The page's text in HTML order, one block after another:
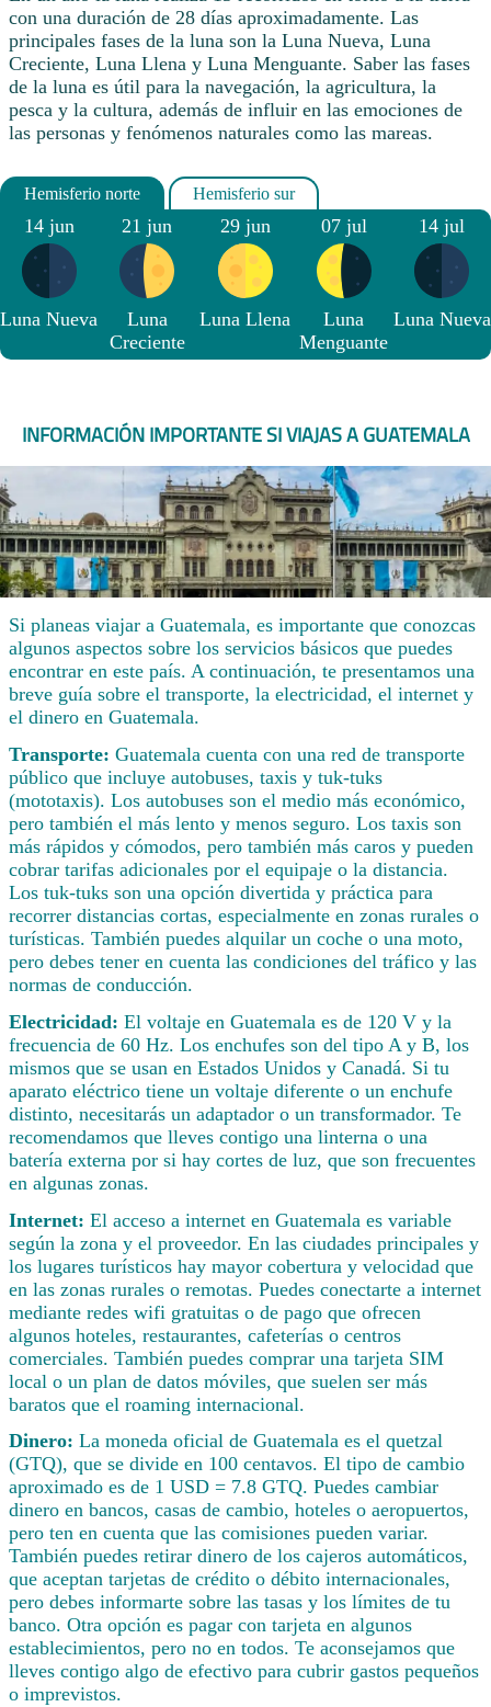
con una duración de 28 días aproximadamente. Las
principales fases de la luna son la Luna Nueva, Luna
Creciente, Luna Llena y Luna Menguante. Saber las fases
de la luna es útil para la navegación, la agricultura, la
pesca y la cultura, además de influir en las emociones de
las personas y fenómenos naturales como las mareas.
14 jun
Luna Nueva
21 jun
Luna
Creciente
29 jun
Luna Llena
07 jul
Luna
Menguante
14 jul
Luna Nueva
INFORMACIÓN IMPORTANTE SI VIAJAS A GUATEMALA
Si planeas viajar a Guatemala, es importante que conozcas
algunos aspectos sobre los servicios básicos que puedes
encontrar en este país. A continuación, te presentamos una
breve guía sobre el transporte, la electricidad, el internet y
el dinero en Guatemala.
Transporte: Guatemala cuenta con una red de transporte
público que incluye autobuses, taxis y tuk-tuks
(mototaxis). Los autobuses son el medio más económico,
pero también el más lento y menos seguro. Los taxis son
más rápidos y cómodos, pero también más caros y pueden
cobrar tarifas adicionales por el equipaje o la distancia.
Los tuk-tuks son una opción divertida y práctica para
recorrer distancias cortas, especialmente en zonas rurales o
turísticas. También puedes alquilar un coche o una moto,
pero debes tener en cuenta las condiciones del tráfico y las
normas de conducción.
Electricidad: El voltaje en Guatemala es de 120 V y la
frecuencia de 60 Hz. Los enchufes son del tipo A y B, los
mismos que se usan en Estados Unidos y Canadá. Si tu
aparato eléctrico tiene un voltaje diferente o un enchufe
distinto, necesitarás un adaptador o un transformador. Te
recomendamos que lleves contigo una linterna o una
batería externa por si hay cortes de luz, que son frecuentes
en algunas zonas.
Internet: El acceso a internet en Guatemala es variable
según la zona y el proveedor. En las ciudades principales y
los lugares turísticos hay mayor cobertura y velocidad que
en las zonas rurales o remotas. Puedes conectarte a internet
mediante redes wifi gratuitas o de pago que ofrecen
algunos hoteles, restaurantes, cafeterías o centros
comerciales. También puedes comprar una tarjeta SIM
local o un plan de datos móviles, que suelen ser más
baratos que el roaming internacional.
Dinero: La moneda oficial de Guatemala es el quetzal
(GTQ), que se divide en 100 centavos. El tipo de cambio
aproximado es de 1 USD = 7.8 GTQ. Puedes cambiar
dinero en bancos, casas de cambio, hoteles o aeropuertos,
pero ten en cuenta que las comisiones pueden variar.
También puedes retirar dinero de los cajeros automáticos,
que aceptan tarjetas de crédito o débito internacionales,
pero debes informarte sobre las tasas y los límites de tu
banco. Otra opción es pagar con tarjeta en algunos
establecimientos, pero no en todos. Te aconsejamos que
lleves contigo algo de efectivo para cubrir gastos pequeños
o imprevistos.